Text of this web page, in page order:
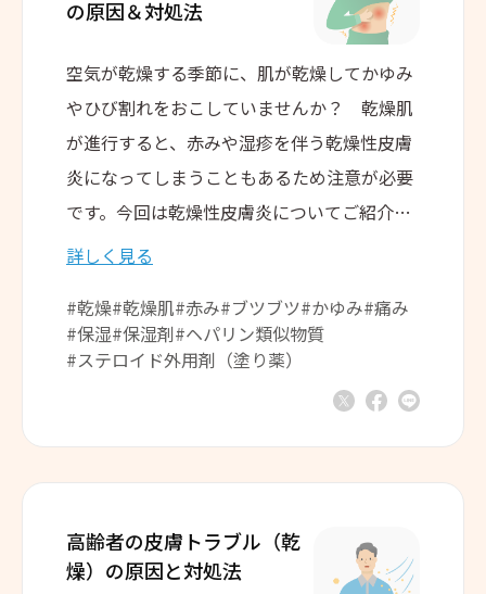
の原因＆対処法
空気が乾燥する季節に、肌が乾燥してかゆみ
やひび割れをおこしていませんか？ 乾燥肌
が進行すると、赤みや湿疹を伴う乾燥性皮膚
炎になってしまうこともあるため注意が必要
です。今回は乾燥性皮膚炎についてご紹介し
ます。
詳しく見る
#乾燥#乾燥肌#赤み#ブツブツ#かゆみ#痛み
#保湿#保湿剤#ヘパリン類似物質
#ステロイド外用剤（塗り薬）
高齢者の皮膚トラブル（乾
燥）の原因と対処法